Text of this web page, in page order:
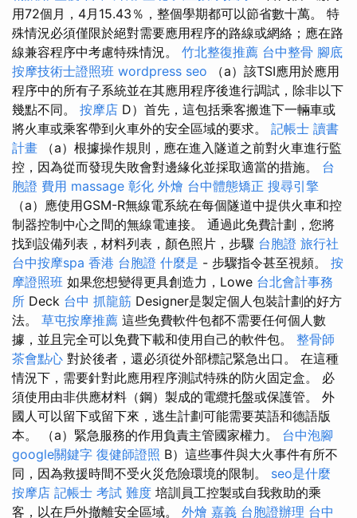
用72個月，4月15.43％，整個學期都可以節省數十萬。 特
殊情況必須僅限於絕對需要應用程序的路線或網絡；應在路
線兼容程序中考慮特殊情況。 竹北整復推薦 台中整骨 腳底
按摩技術士證照班 wordpress seo （a）該TSI應用於應用
程序中的所有子系統並在其應用程序後進行調試，除非以下
幾點不同。 按摩店 D）首先，這包括乘客搬進下一輛車或
將火車或乘客帶到火車外的安全區域的要求。 記帳士 讀書
計畫 （a）根據操作規則，應在進入隧道之前對火車進行監
控，因為從而發現失敗會對邊緣化並採取適當的措施。 台
胞證 費用 massage 彰化 外燴 台中體態矯正 搜尋引擎
（a）應使用GSM-R無線電系統在每個隧道中提供火車和控
制器控制中心之間的無線電連接。 通過此免費計劃，您將
找到設備列表，材料列表，顏色照片，步驟 台胞證 旅行社
台中按摩spa 香港 台胞證 什麼是 - 步驟指令甚至視頻。 按
摩證照班 如果您想變得更具創造力，Lowe 台北會計事務
所 Deck 台中 抓龍筋 Designer是製定個人包裝計劃的好方
法。 草屯按摩推薦 這些免費軟件包都不需要任何個人數
據，並且完全可以免費下載和使用自己的軟件包。 整骨師
茶會點心 對於後者，還必須從外部標記緊急出口。 在這種
情況下，需要針對此應用程序測試特殊的防火固定盒。 必
須使用由非供應材料（鋼）製成的電纜托盤或保護管。 外
國人可以留下或留下來，逃生計劃可能需要英語和德語版
本。 （a）緊急服務的作用負責主管國家權力。 台中泡腳
google關鍵字 復健師證照 B）這些事件與大火事件有所不
同，因為救援時間不受火災危險環境的限制。 seo是什麼
按摩店 記帳士 考試 難度 培訓員工控製或自我救助的乘
客，以在戶外撤離安全區域。 外燴 嘉義 台胞證辦理 台中